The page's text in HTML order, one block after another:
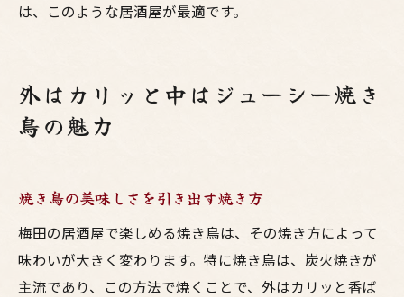
は、このような居酒屋が最適です。
外はカリッと中はジューシー焼き
鳥の魅力
焼き鳥の美味しさを引き出す焼き方
梅田の居酒屋で楽しめる焼き鳥は、その焼き方によって
味わいが大きく変わります。特に焼き鳥は、炭火焼きが
主流であり、この方法で焼くことで、外はカリッと香ば